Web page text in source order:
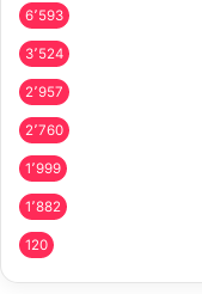
6٬593
3٬524
2٬957
2٬760
1٬999
1٬882
120